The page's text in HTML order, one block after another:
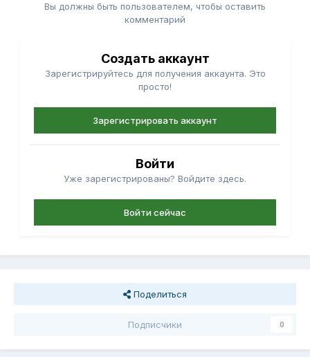
Вы должны быть пользователем, чтобы оставить
комментарий
Создать аккаунт
Зарегистрируйтесь для получения аккаунта. Это
просто!
Зарегистрировать аккаунт
Войти
Уже зарегистрированы? Войдите здесь.
Войти сейчас
Поделиться
Подписчики 0